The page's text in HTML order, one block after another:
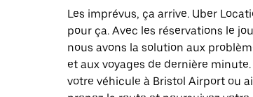
Les imprévus, ça arrive. Uber
pour ça. Avec les réservations le
nous avons la solution aux
et aux voyages de dernière
votre véhicule à Bristol Airport ou